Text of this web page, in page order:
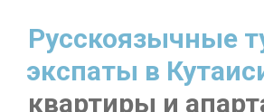
Русскоязычные
экспаты в
квартиры и